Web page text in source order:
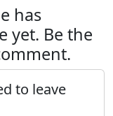
has
yet. Be the
to leave